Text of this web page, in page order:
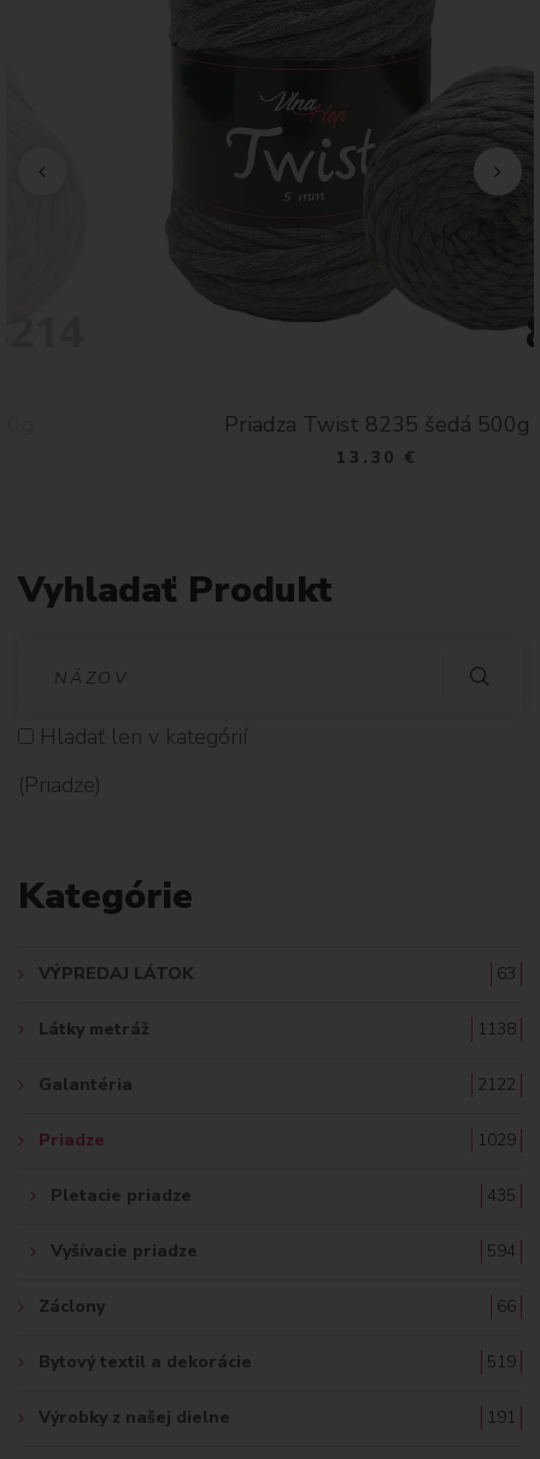
Priadza Twist 8235 šedá 500g
Vyhladať Produkt
D
Hladať len v kategórií
(Priadze)
Kategórie
VÝPREDAJ LÁTOK 63
Látky metráž 1138
Galantéria 2122
Priadze 1029
Pletacie priadze 435
Vyšívacie priadze 594
Záclony 66
Bytový textil a dekorácie 519
Výrobky z našej dielne 191